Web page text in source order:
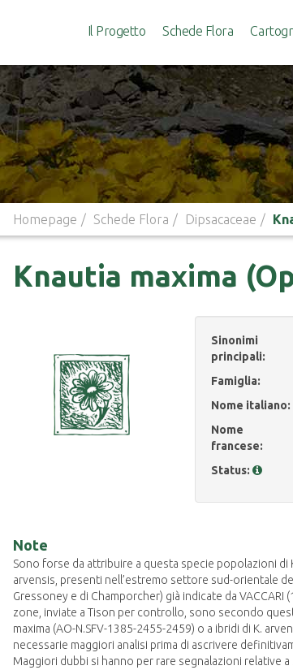
Il Progetto Schede Flora
Homepage Schede Flora Dipsacaceae
Knautia maxima
Sinonimi
principali:
Famiglia:
Nome italiano:
Nome
francese:
Status:
Note
Sono forse da attribuire a questa specie popolazioni di
arvensis, presenti nell’estremo settore sud-orientale
Gressoney e di Champorcher) già indicate da VACCARI
zone, inviate a Tison per controllo, sono secondo
maxima (AO-N.SFV-1385-2455-2459) o a ibridi di K.
necessarie maggiori analisi prima di ascrivere
Maggiori dubbi si hanno per rare segnalazioni relative